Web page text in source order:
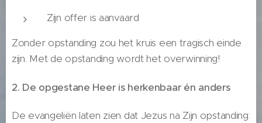
Zijn offer is aanvaard
Zonder opstanding zou het kruis een tragisch einde
zijn. Met de opstanding wordt het overwinning!
2. De opgestane Heer is herkenbaar én anders
De evangeliën laten zien dat Jezus na Zijn opstanding: